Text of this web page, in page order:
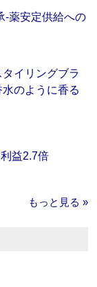
‐薬安定供給への
タイリングブラ
のように香る
益2.7倍
もっと見る »